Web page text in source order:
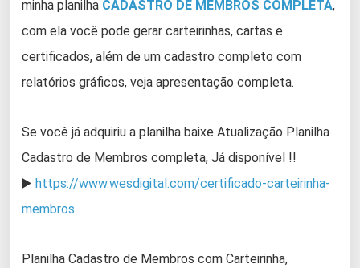
minha planilha CADASTRO DE MEMBROS COMPLETA,
com ela você pode gerar carteirinhas, cartas e
certificados, além de um cadastro completo com
relatórios gráficos, veja apresentação completa.
Se você já adquiriu a planilha baixe Atualização Planilha
Cadastro de Membros completa, Já disponível !!
▶️ https://www.wesdigital.com/certificado-carteirinha-
membros
Planilha Cadastro de Membros com Carteirinha,